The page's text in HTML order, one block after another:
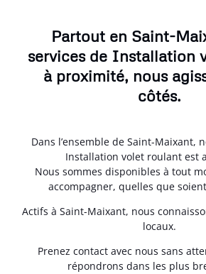
Partout en Saint-
services de Installation
à proximité, nous
côtés.
Dans l’ensemble de Saint-Maixant,
Installation volet roulant est
Nous sommes disponibles à tout
accompagner, quelles que
Actifs à Saint-Maixant, nous
locaux.
Prenez contact avec nous sans
répondrons dans les plus